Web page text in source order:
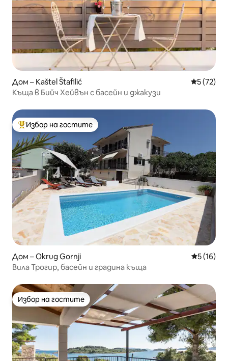
Дом – Kaštel Štafilić Средна
5 (72)
Къща в Бийч Хейвън с басейн и джакузи
Най-популярен избор на гостите
Избор на гостите
Дом – Okrug Gornji Средна
5 (16)
Вила Трогир, басейн и градина къща
Избор на гостите
Избор на гостите